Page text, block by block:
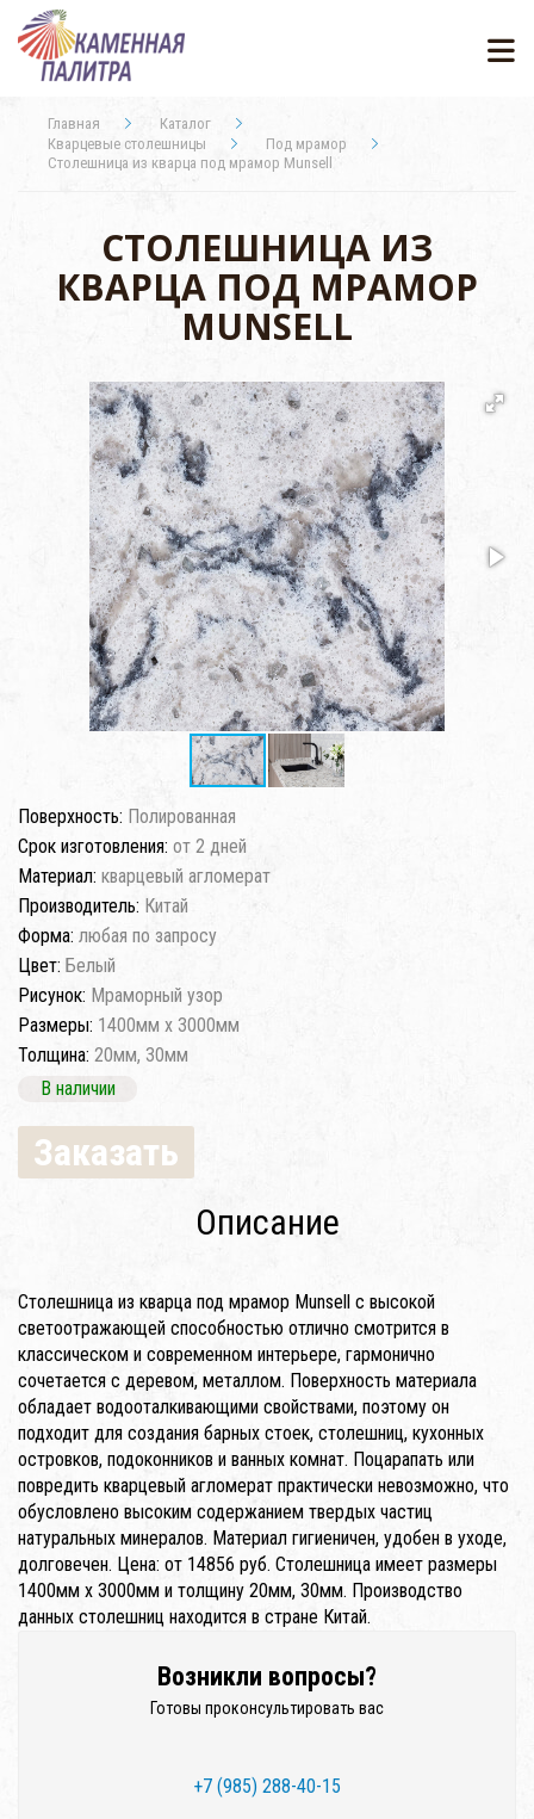
Главная
Каталог
Кварцевые столешницы
Под мрамор
Столешница из кварца под мрамор Munsell
СТОЛЕШНИЦА ИЗ
КВАРЦА ПОД МРАМОР
MUNSELL
Поверхность: Полированная
Срок изготовления: от 2 дней
Материал: кварцевый агломерат
Производитель: Китай
Форма: любая по запросу
Цвет: Белый
Рисунок: Мраморный узор
Размеры: 1400мм x 3000мм
Толщина: 20мм, 30мм
В наличии
Заказать
Описание
Столешница из кварца под мрамор Munsell с высокой
светоотражающей способностью отлично смотрится в
классическом и современном интерьере, гармонично
сочетается с деревом, металлом. Поверхность материала
обладает водооталкивающими свойствами, поэтому он
подходит для создания барных стоек, столешниц, кухонных
островков, подоконников и ванных комнат. Поцарапать или
повредить кварцевый агломерат практически невозможно, что
обусловлено высоким содержанием твердых частиц
натуральных минералов. Материал гигиеничен, удобен в уходе,
долговечен. Цена: от 14856 руб. Столешница имеет размеры
1400мм x 3000мм и толщину 20мм, 30мм. Производство
данных столешниц находится в стране Китай.
Возникли вопросы?
Готовы проконсультировать вас
+7 (985) 288-40-15